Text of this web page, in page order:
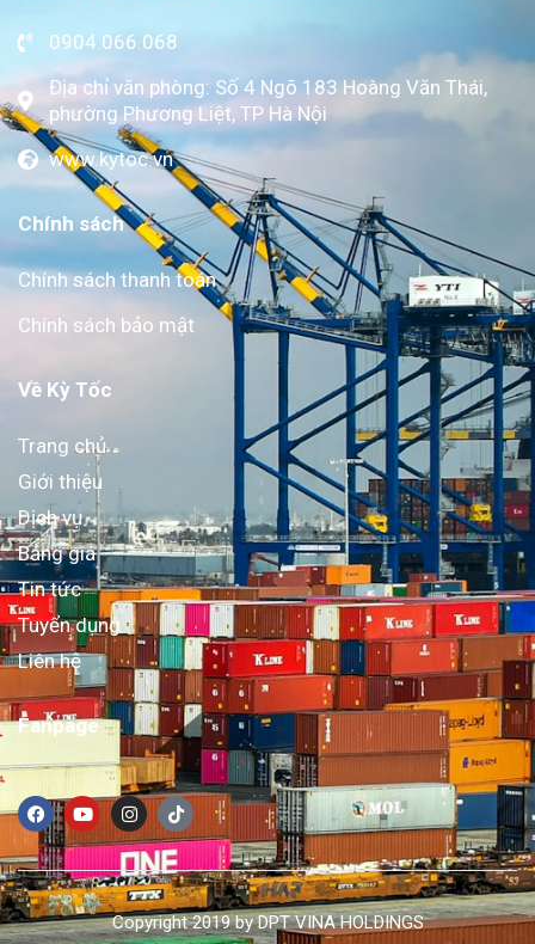
0904.066.068
Địa chỉ văn phòng: Số 4 Ngõ 183 Hoàng Văn Thái,
phường Phương Liệt, TP Hà Nội
www.kytoc.vn
Chính sách
Chính sách thanh toán
Chính sách bảo mật
Về Kỳ Tốc
Trang chủ
Giới thiệu
Dịch vụ
Bảng giá
Tin tức
Tuyển dụng
Liên hệ
Fanpage
Copyright 2019 by DPT VINA HOLDINGS